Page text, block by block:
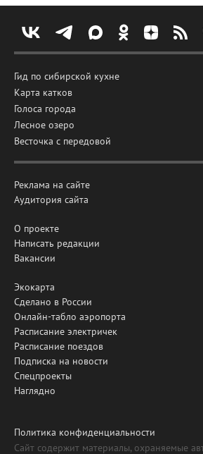
Гид по сибирской кухне
Карта катков
Голоса города
Лесное озеро
Весточка с передовой
Реклама на сайте
Аудитория сайта
О проекте
Написать редакции
Вакансии
Экокарта
Сделано в России
Онлайн-табло аэропорта
Расписание электричек
Расписание поездов
Подписка на новости
Спецпроекты
Наглядно
Политика конфиденциальности
Сайт содержит материалы, охраняемые